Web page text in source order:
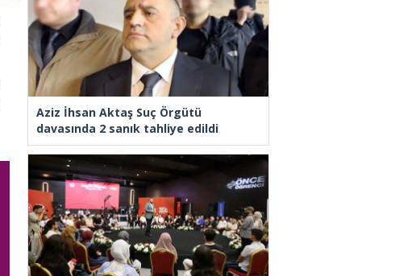
Aziz İhsan Aktaş Suç Örgütü
davasında 2 sanık tahliye edildi